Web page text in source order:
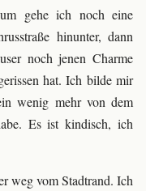
gehe ich noch eine
hinunter, dann
noch jenen Charme
hat. Ich bilde mir
wenig mehr von dem
Es ist kindisch, ich
weg vom Stadtrand. Ich